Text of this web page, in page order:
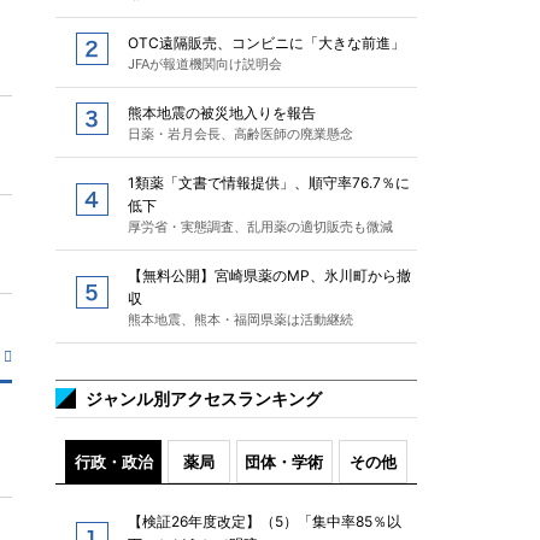
OTC遠隔販売、コンビニに「大きな前進」
JFAが報道機関向け説明会
熊本地震の被災地入りを報告
日薬・岩月会長、高齢医師の廃業懸念
1類薬「文書で情報提供」、順守率76.7％に
低下
厚労省・実態調査、乱用薬の適切販売も微減
【無料公開】宮崎県薬のMP、氷川町から撤
収
熊本地震、熊本・福岡県薬は活動継続
ジャンル別アクセスランキング
行政・政治 薬局 団体・学術 その他
【検証26年度改定】（5）「集中率85％以